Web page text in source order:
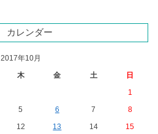
カレンダー
2017年10月
木 金 土
日
1
5 6 7
8
12 13 14
15